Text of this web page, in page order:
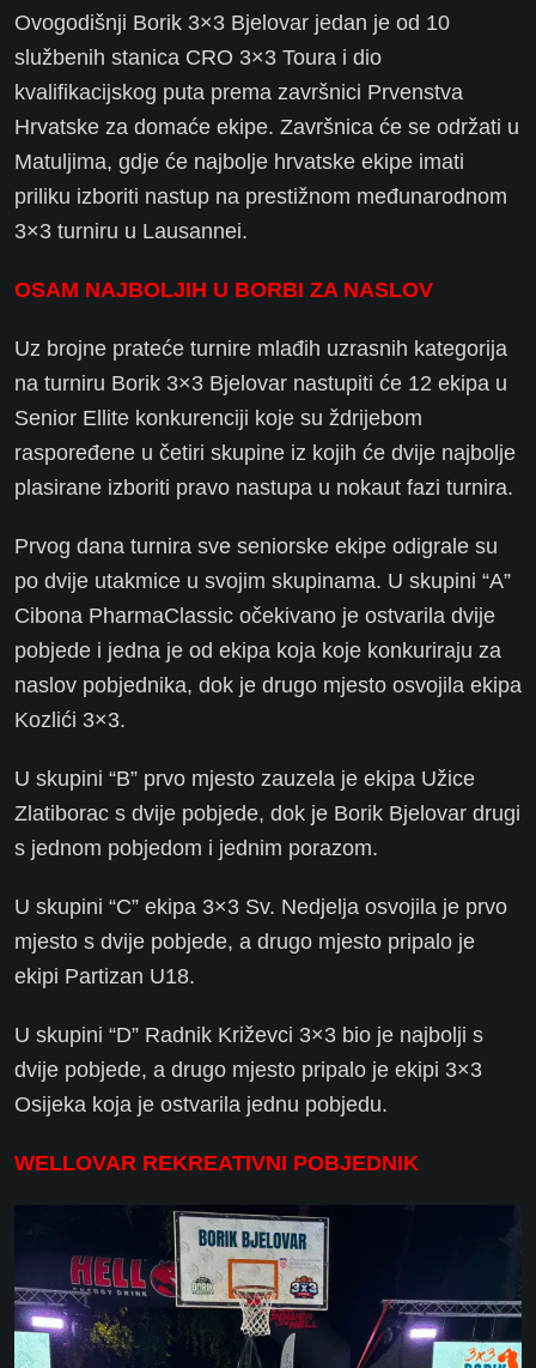
Ovogodišnji Borik 3×3 Bjelovar jedan je od 10
službenih stanica CRO 3×3 Toura i dio
kvalifikacijskog puta prema završnici Prvenstva
Hrvatske za domaće ekipe. Završnica će se održati u
Matuljima, gdje će najbolje hrvatske ekipe imati
priliku izboriti nastup na prestižnom međunarodnom
3×3 turniru u Lausannei.
OSAM NAJBOLJIH U BORBI ZA NASLOV
Uz brojne prateće turnire mlađih uzrasnih kategorija
na turniru Borik 3×3 Bjelovar nastupiti će 12 ekipa u
Senior Ellite konkurenciji koje su ždrijebom
raspoređene u četiri skupine iz kojih će dvije najbolje
plasirane izboriti pravo nastupa u nokaut fazi turnira.
Prvog dana turnira sve seniorske ekipe odigrale su
po dvije utakmice u svojim skupinama. U skupini “A”
Cibona PharmaClassic očekivano je ostvarila dvije
pobjede i jedna je od ekipa koja koje konkuriraju za
naslov pobjednika, dok je drugo mjesto osvojila ekipa
Kozlići 3×3.
U skupini “B” prvo mjesto zauzela je ekipa Užice
Zlatiborac s dvije pobjede, dok je Borik Bjelovar drugi
s jednom pobjedom i jednim porazom.
U skupini “C” ekipa 3×3 Sv. Nedjelja osvojila je prvo
mjesto s dvije pobjede, a drugo mjesto pripalo je
ekipi Partizan U18.
U skupini “D” Radnik Križevci 3×3 bio je najbolji s
dvije pobjede, a drugo mjesto pripalo je ekipi 3×3
Osijeka koja je ostvarila jednu pobjedu.
WELLOVAR REKREATIVNI POBJEDNIK